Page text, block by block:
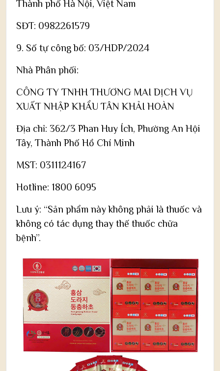
Thành phố Hà Nội, Việt Nam
SĐT: 0982261579
9. Số tự công bố: 03/HDP/2024
Nhà Phân phối:
CÔNG TY TNHH THƯƠNG MAI DỊCH VỤ
XUẤT NHẬP KHẨU TÂN KHẢI HOÀN
Địa chỉ: 362/3 Phan Huy Ích, Phường An Hội
Tây, Thành Phố Hồ Chí Minh
MST: 0311124167
Hotline: 1800 6095
Lưu ý: “Sản phẩm này không phải là thuốc và
không có tác dụng thay thế thuốc chữa
bệnh”.